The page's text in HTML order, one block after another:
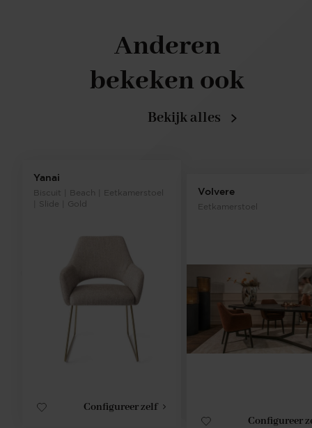
Yanai
Biscuit | Beach | Eetkamerstoel
| Slide | Gold
Configureer zelf
Volvere
Eetkamerstoel
Configureer
Anderen
bekeken ook
Bekijk alles